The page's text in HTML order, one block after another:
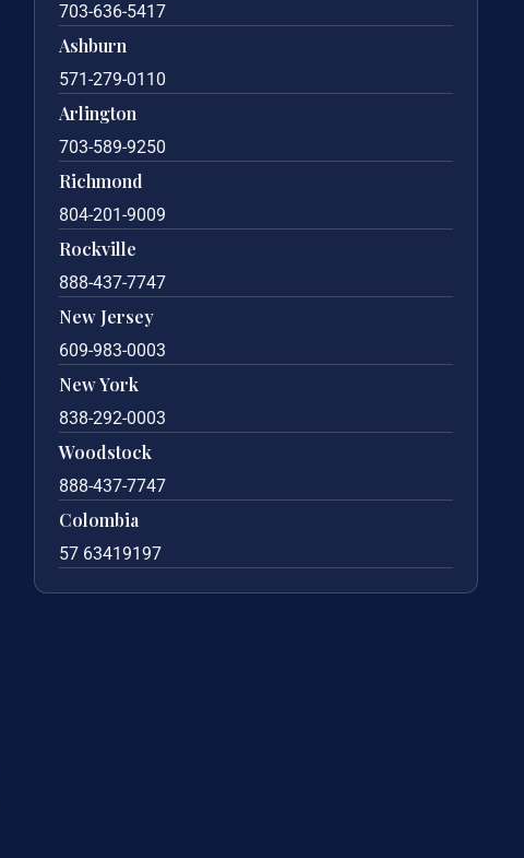
703-636-5417
Ashburn
571-279-0110
Arlington
703-589-9250
Richmond
804-201-9009
Rockville
888-437-7747
New Jersey
609-983-0003
New York
838-292-0003
Woodstock
888-437-7747
Colombia
57 63419197